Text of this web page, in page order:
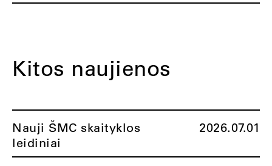
Kitos naujienos
Nauji ŠMC skaityklos
leidiniai
2026.07.01